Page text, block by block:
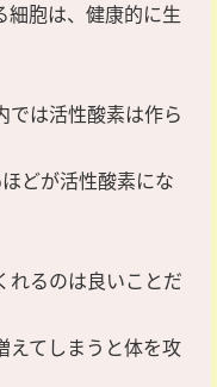
細胞は、健康的に生
では活性酸素は作ら
どが活性酸素にな
れるのは良いことだ
えてしまうと体を攻